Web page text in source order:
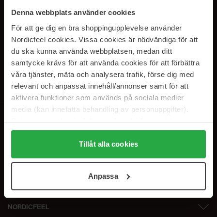
Denna webbplats använder cookies
För att ge dig en bra shoppingupplevelse använder
Nordicfeel cookies. Vissa cookies är nödvändiga för att
du ska kunna använda webbplatsen, medan ditt
samtycke krävs för att använda cookies för att förbättra
våra tjänster, mäta och analysera trafik, förse dig med
relevant och anpassat innehåll/annonser samt för att
aktivera funktioner som används på sociala medier
media (kan innefatta behandling av personuppgifter).
Genom att trycka på "Tillåt alla cookies" accepterar du
alla cookies, medan du under "Detaljer" kan anpassa
användningen av cookies. Du kan när som helst återkalla
samt vår Integritetspolicy.
Tillåt alla cookies
Anpassa
SUBSCRIBE TO OUR
NEWSLETTER
E-postadresse
Ved å abonnere godtar du vårpersonvernerklæring. Du kan melde deg
NORDICFEEL